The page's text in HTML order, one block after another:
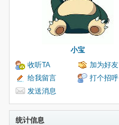
小宝
收听TA
加为好友
给我留言
打个招呼
发送消息
统计信息